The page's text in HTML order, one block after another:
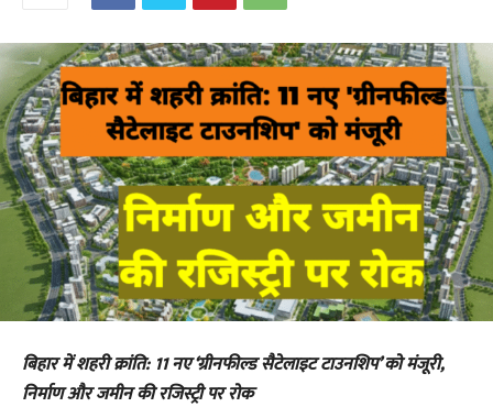
बिहार में शहरी क्रांति: 11 नए ‘ग्रीनफील्ड सैटेलाइट टाउनशिप’ को मंजूरी,
निर्माण और जमीन की रजिस्ट्री पर रोक